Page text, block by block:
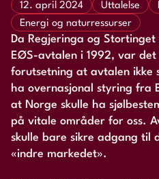
12. april 2024 Uttalelse
Energi og naturressurser
Da Regjeringa og Stortinget
EØS-avtalen i 1992, var det
forutsetning at avtalen ikke
ha overnasjonal styring fra
at Norge skulle ha
på vitale områder for oss.
skulle bare sikre adgang til
«indre markedet».